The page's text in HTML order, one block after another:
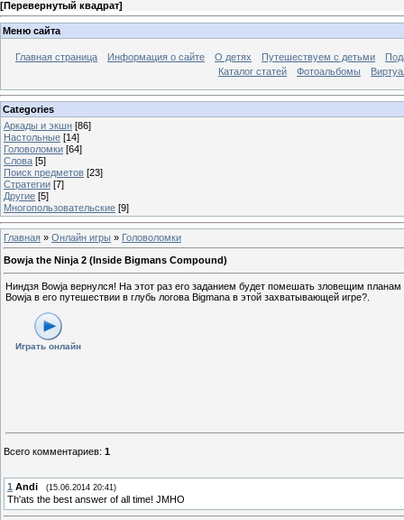
[Перевернутый квадрат]
Меню сайта
Главная страница Информация о сайте О детях Путешествуем с детьми
Каталог статей
Фотоальбомы
Categories
Аркады и экшн [86]
Настольные [14]
Головоломки [64]
Слова [5]
Поиск предметов [23]
Стратегии [7]
Другие [5]
Многопользовательские [9]
Главная » Онлайн игры » Головоломки
Bowja the Ninja 2 (Inside Bigmans Compound)
Ниндзя Bowja вернулся! На этот раз его заданием будет помешать зловещим
Bowja в его путешествии в глубь логова Bigmana в этой захватывающей игре?.
Играть онлайн
Всего комментариев: 1
1 Andi (15.06.2014 20:41)
Th'ats the best answer of all time! JMHO